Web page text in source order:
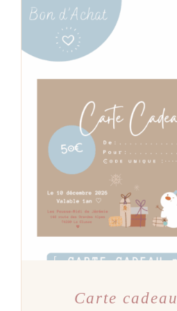
CHOIX DES
DÉTAILS
Carte